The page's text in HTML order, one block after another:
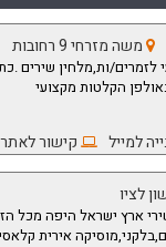
משה מזרחי 9 רחובות
לזמרים/ות,מלחין שירים
הקלטות מקצועי
למייל קישור לאתר
ארץ ישראל היפה מכל
אירית